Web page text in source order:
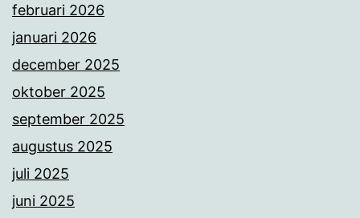
februari 2026
januari 2026
december 2025
oktober 2025
september 2025
augustus 2025
juli 2025
juni 2025